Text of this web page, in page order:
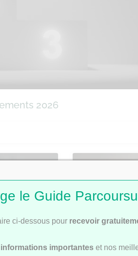
2026
le Guide
ci-dessous pour recevoir
informations importantes et nos